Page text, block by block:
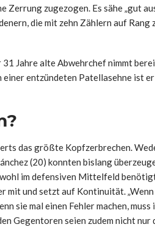
Zerrung zugezogen. Es sähe „gut
die mit zehn Zählern auf Rang
Jahre alte Abwehrchef nimmt
entzündeten Patellasehne ist
das größte Kopfzerbrechen.
(20) konnten bislang
im defensiven Mittelfeld
mit und setzt auf Kontinuität. „Wenn
sie mal einen Fehler machen, muss
Gegentoren seien zudem nicht nur